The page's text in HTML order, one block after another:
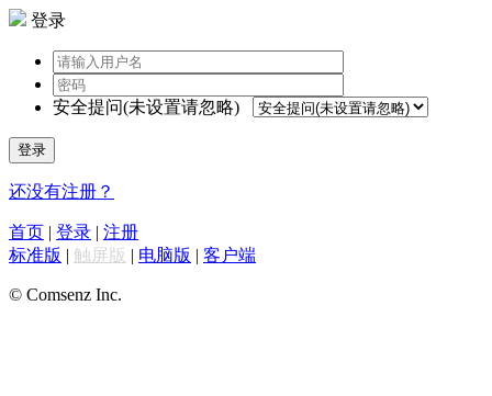
登录
安全提问(未设置请忽略)
登录
还没有注册？
首页 | 登录 | 注册
标准版 | 触屏版 | 电脑版 | 客户端
© Comsenz Inc.